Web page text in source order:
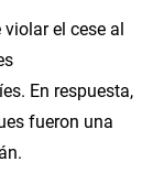
el cese al
En respuesta,
fueron una